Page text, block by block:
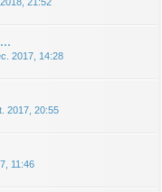
2017, 14:28
2017, 20:55
11:46